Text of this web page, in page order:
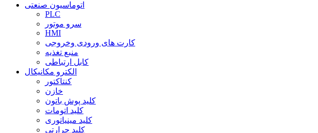
اتوماسیون صنعتی
PLC
سرو موتور
HMI
کارت های ورودی وخروجی
منبع تغذیه
کابل ارتباطی
الکترو مکانیکال
کنتاکتور
خازن
کلید پوش باتون
کلید اتومات
کلید مینیاتوری
کلید حرارتی